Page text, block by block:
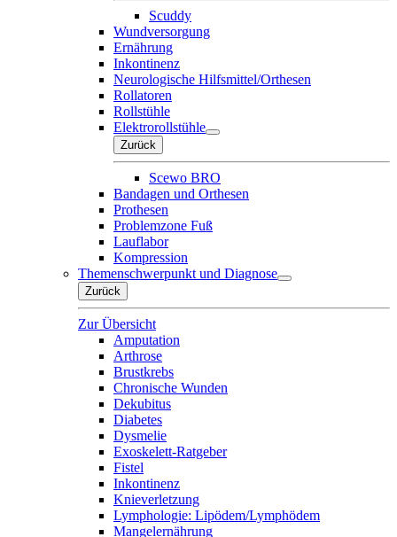
Scuddy
Wundversorgung
Ernährung
Inkontinenz
Neurologische Hilfsmittel/Orthesen
Rollatoren
Rollstühle
Elektrorollstühle
Zurück
Scewo BRO
Bandagen und Orthesen
Prothesen
Problemzone Fuß
Lauflabor
Kompression
Themenschwerpunkt und Diagnose
Zurück
Zur Übersicht
Amputation
Arthrose
Brustkrebs
Chronische Wunden
Dekubitus
Diabetes
Dysmelie
Exoskelett-Ratgeber
Fistel
Inkontinenz
Knieverletzung
Lymphologie: Lipödem/Lymphödem
Mangelernährung